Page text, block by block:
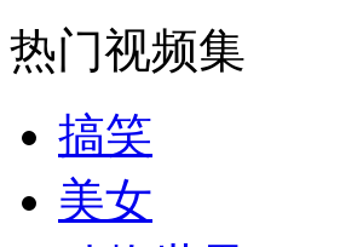
外交部：有关国家言论片面不公正
安徽一实载49人客车翻车
热门视频集
搞笑
美女